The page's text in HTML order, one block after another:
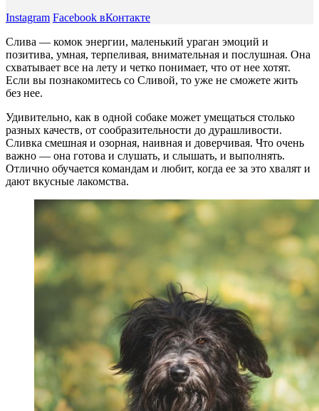
Instagram Facebook вКонтакте
Слива — комок энергии, маленький ураган эмоций и
позитива, умная, терпеливая, внимательная и послушная. Она
схватывает все на лету и четко понимает, что от нее хотят.
Если вы познакомитесь со Сливой, то уже не сможете жить
без нее.
Удивительно, как в одной собаке может умещаться столько
разных качеств, от сообразительности до дурашливости.
Сливка смешная и озорная, наивная и доверчивая. Что очень
важно — она готова и слушать, и слышать, и выполнять.
Отлично обучается командам и любит, когда ее за это хвалят и
дают вкусные лакомства.